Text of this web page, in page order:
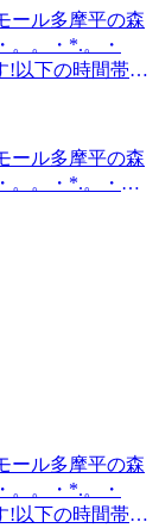
利用がオススメ
ら徒歩10分圏
で△や×と表示
お気軽にお問い
。。・*.。・
を取り入れたリ
分～21時(20時
〈アクセス〉
利用がオススメ
ら徒歩10分圏
お気軽にお問い
ール多摩平の森
。。・*.。・
!以下の時間帯に
*.。・*.。・
。・*.。・
入れたリラク
21時(20時20分
ール多摩平の
川駅からもア
徒歩10分圏内。
×と表示され
ール多摩平の森
。。・*.。・
となっておりま
*.。・*.。・
入れたリラク
ール多摩平の
川駅からもア
がオススメ♪飛
徒歩10分圏内。
×と表示され
軽にお問い合わ
ール多摩平の森
。。・*.。・
!以下の時間帯に